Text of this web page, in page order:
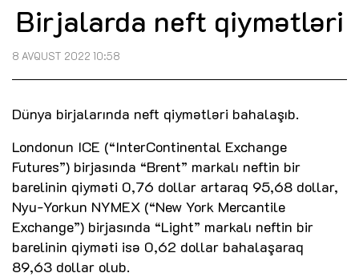
Birjalarda neft qiymətləri
8 AVQUST 2022 10:58
Dünya birjalarında neft qiymətləri bahalaşıb.
Londonun ICE (“InterContinental Exchange
Futures”) birjasında “Brent” markalı neftin bir
barelinin qiyməti 0,76 dollar artaraq 95,68 dollar,
Nyu-Yorkun NYMEX (“New York Mercantile
Exchange”) birjasında “Light” markalı neftin bir
barelinin qiyməti isə 0,62 dollar bahalaşaraq
89,63 dollar olub.